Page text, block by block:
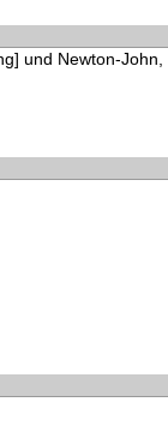
und Newton-John,